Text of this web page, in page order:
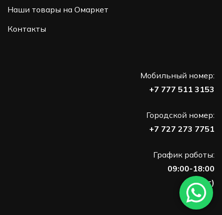
Наши товары на Омаркет
Контакты
Мобильный номер:
+7 777 511 3153
Городской номер:
+7 727 273 7751
График работы:
09:00-18:00
(Пн-Пт)